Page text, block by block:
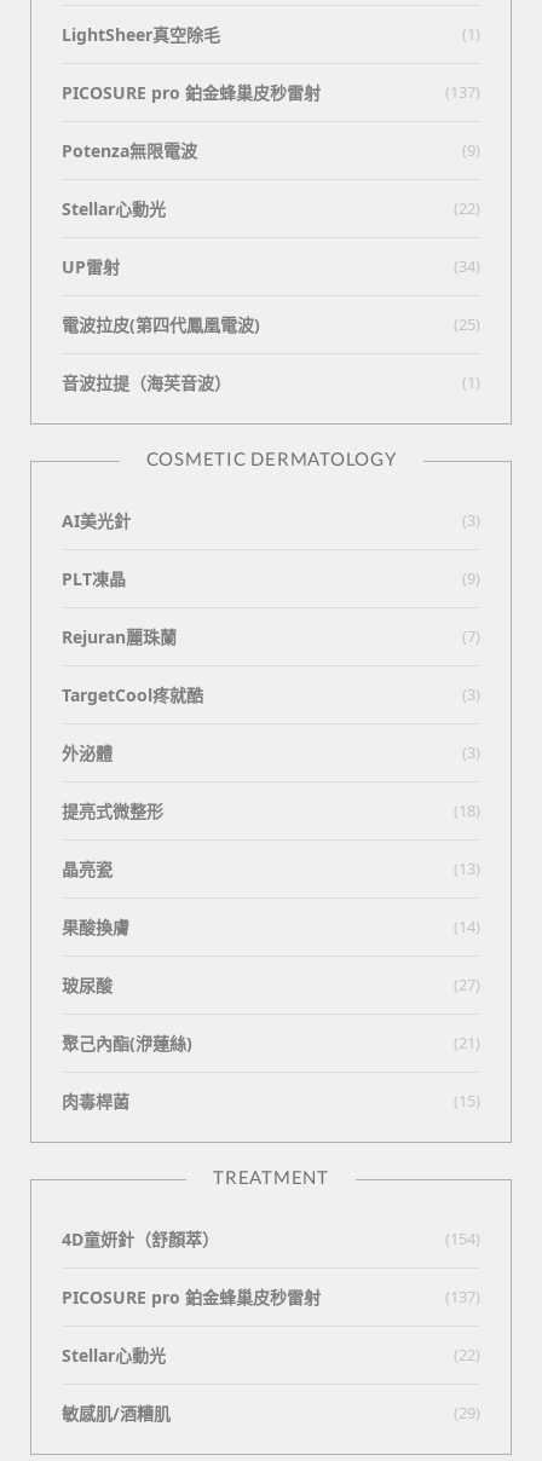
LightSheer真空除毛 (1)
PICOSURE pro 鉑金蜂巢皮秒雷射 (137)
Potenza無限電波 (9)
Stellar心動光 (22)
UP雷射 (34)
電波拉皮(第四代鳳凰電波) (25)
⾳波拉提（海芙⾳波） (1)
COSMETIC DERMATOLOGY
AI美光針 (3)
PLT凍晶 (9)
Rejuran麗珠蘭 (7)
TargetCool疼就酷 (3)
外泌體 (3)
提亮式微整形 (18)
晶亮瓷 (13)
果酸換膚 (14)
玻尿酸 (27)
聚己內酯(洢蓮絲) (21)
肉毒桿菌 (15)
TREATMENT
4D童妍針（舒顏萃） (154)
PICOSURE pro 鉑金蜂巢皮秒雷射 (137)
Stellar心動光 (22)
敏感肌/酒糟肌 (29)